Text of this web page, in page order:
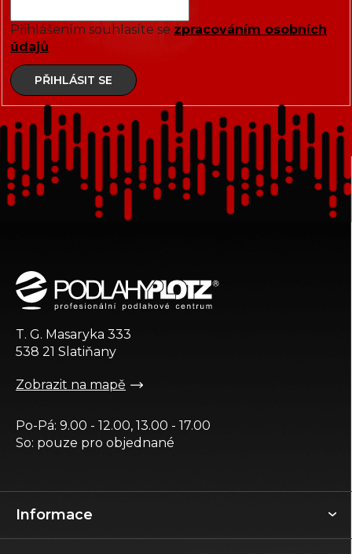
Přihlášením souhlasíte se zpracováním osobních
údajů
PŘIHLÁSIT SE
Informace
T. G. Masaryka 333
538 21 Slatiňany
Zobrazit na mapě
Po-Pá: 9.00 - 12.00, 13.00 - 17.00
So: pouze pro objednané